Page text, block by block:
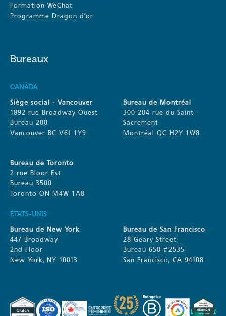
Formation WeChat
Programme Dragon d’or
Bureaux
CANADA
Siège social - Vancouver
1892 rue Broadway Ouest
Bureau 200
Vancouver BC V6J 1Y9
Bureau de Montréal
300-204 rue du Saint-
Sacrement
Montréal QC H2Y 1W8
Bureau de Toronto
2 rue Bloor Est
Bureau 3500
Toronto ON M4W 1A8
ÉTATS-UNIS
Bureau de New York
447 Broadway
2nd Floor
New York, NY 10013
Bureau de San Francisco
28 Geary Street
Bureau 650 #2535
San Francisco, CA 94108